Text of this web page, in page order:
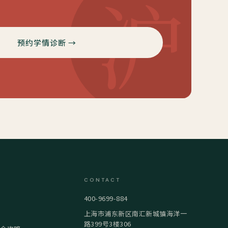
沪
预约学情诊断 →
CONTACT
400-9699-884
上海市浦东新区南汇新城镇海洋一
路399号3楼306